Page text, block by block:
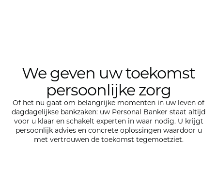
We geven uw toekomst
persoonlijke zorg
Of het nu gaat om belangrijke momenten in uw leven of
dagdagelijkse bankzaken: uw Personal Banker staat altijd
voor u klaar en schakelt experten in waar nodig. U krijgt
persoonlijk advies en concrete oplossingen waardoor u
met vertrouwen de toekomst tegemoetziet.